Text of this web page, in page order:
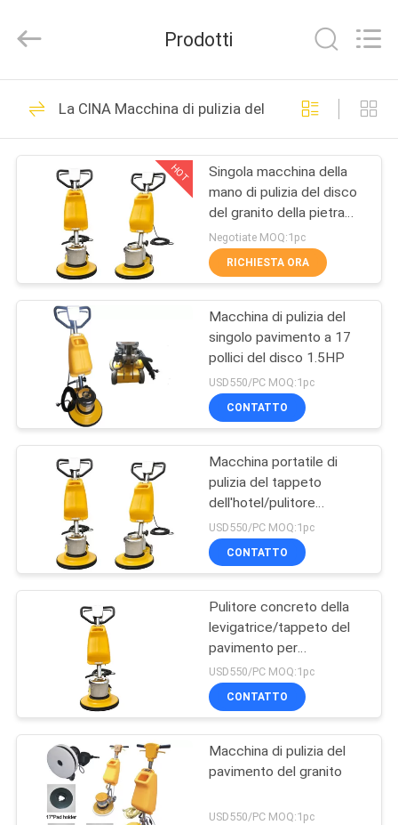
CASA
PRODOTTI
CIRCA
GIRO
DELLA
FABBRICA
CONTROLLO
DI
QUALITÀ
CONTATTICI
NOTIZIE
PRIVACY
POLICY
Merrock
Industry
Rights
Lucidatrice per
pavimenti di pietra
260
Smerigliatrice
concreta del
pavimento
271
Smerigliatrice del
pavimento di
terrazzo
Lucidatrice per
pavimenti di marmo
Prodotti
La CINA Macchina di pulizia del pavimento
HOT
Singola macchina della
mano di pulizia del disco
del granito della pietra
del tappeto di marmo del
pavimento
Negotiate MOQ:1pc
RICHIESTA ORA
Macchina di pulizia del
singolo pavimento a 17
pollici del disco 1.5HP
USD550/PC MOQ:1pc
CONTATTO
Macchina portatile di
pulizia del tappeto
dell'hotel/pulitore
domestico del
pavimento
USD550/PC MOQ:1pc
CONTATTO
Pulitore concreto della
levigatrice/tappeto del
pavimento per
l'aeroporto e l'hotel
USD550/PC MOQ:1pc
CONTATTO
Macchina di pulizia del
pavimento del granito
USD550/PC MOQ:1pc